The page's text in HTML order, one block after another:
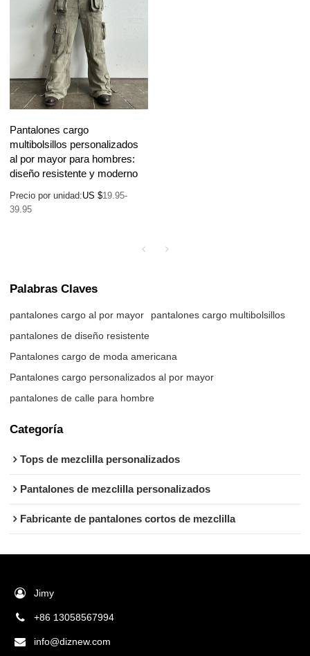
Pantalones cargo
multibolsillos personalizados
al por mayor para hombres:
diseño resistente y moderno
Precio por unidad:US $19.95-
39.95
Palabras Claves
pantalones cargo al por mayor
pantalones cargo multibolsillos
pantalones de diseño resistente
Pantalones cargo de moda americana
Pantalones cargo personalizados al por mayor
pantalones de calle para hombre
Categoría
Tops de mezclilla personalizados
Pantalones de mezclilla personalizados
Fabricante de pantalones cortos de mezclilla
Jimy
+86 13058567994
info@diznew.com